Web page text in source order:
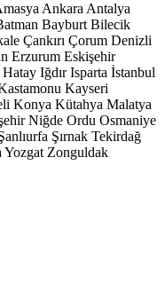
Ankara Antalya
Bayburt Bilecik
Çankırı Çorum Denizli
Erzurum Eskişehir
Hatay Iğdır Isparta İstanbul
Kayseri
Konya Kütahya Malatya
Niğde Ordu Osmaniye
Şırnak Tekirdağ
Yozgat Zonguldak